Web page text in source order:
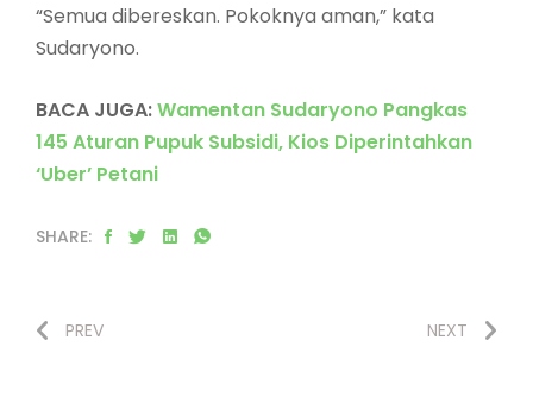
“Semua dibereskan. Pokoknya aman,” kata
Sudaryono.
BACA JUGA:Wamentan Sudaryono Pangkas
145 Aturan Pupuk Subsidi, Kios Diperintahkan
‘Uber’ Petani
SHARE:
PREV NEXT